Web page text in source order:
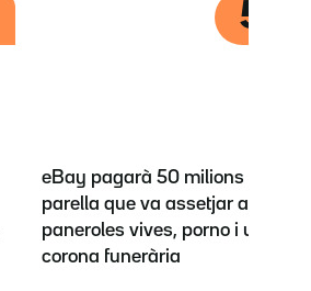
5
eBay pagarà 50 milions a la
parella que va assetjar amb
paneroles vives, porno i una
corona funerària